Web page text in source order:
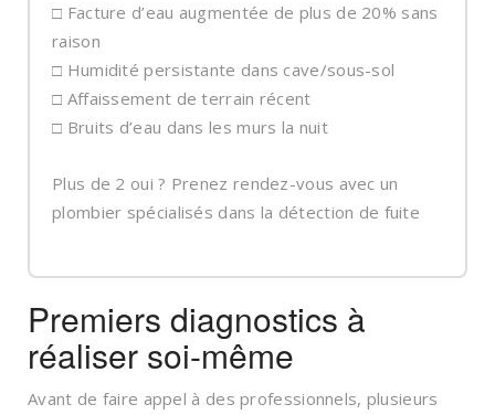
□ Facture d’eau augmentée de plus de 20% sans
raison
□ Humidité persistante dans cave/sous-sol
□ Affaissement de terrain récent
□ Bruits d’eau dans les murs la nuit
Plus de 2 oui ? Prenez rendez-vous avec un
plombier spécialisés dans la détection de fuite
Premiers diagnostics à
réaliser soi-même
Avant de faire appel à des professionnels, plusieurs